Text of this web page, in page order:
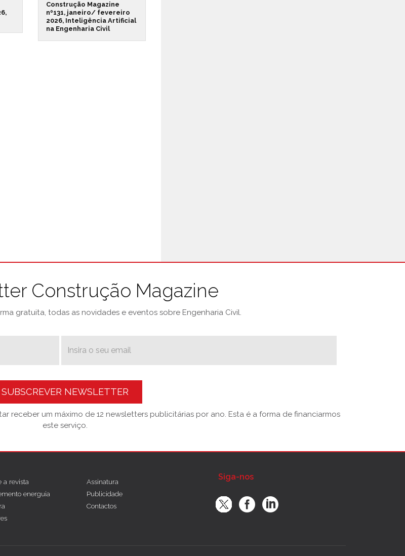
Construção Magazine
nº131, janeiro/ fevereiro
2026, Inteligência Artificial
na Engenharia Civil
Construção Magazine
gratuita, todas as novidades e eventos sobre Engenharia Civil.
SUBSCREVER NEWSLETTER
receber um máximo de 12 newsletters publicitárias por ano. Esta é a forma de financiarmos
este serviço.
a revista
energuia
Assinatura
Publicidade
Contactos
Siga-nos